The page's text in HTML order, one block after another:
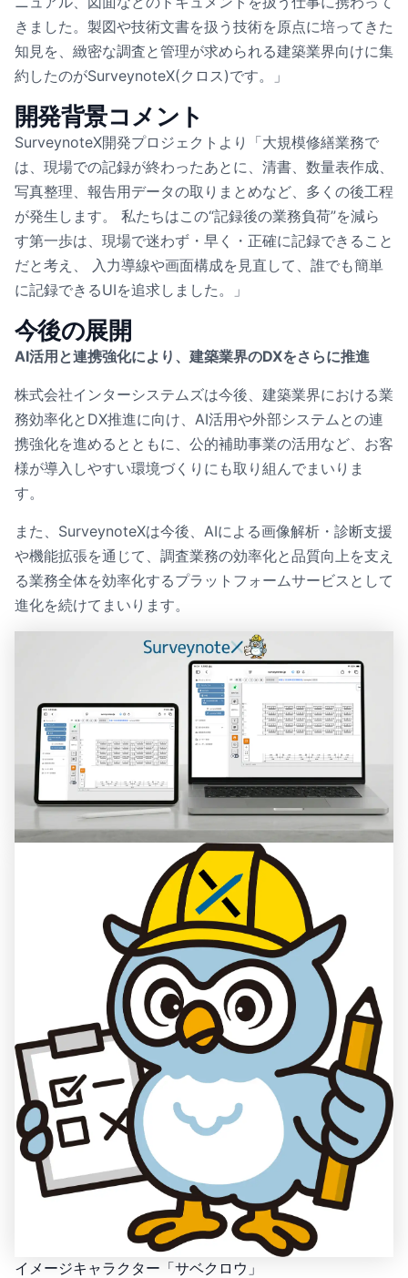
きました。製図や技術文書を扱う技術を原点に培ってきた
知見を、緻密な調査と管理が求められる建築業界向けに集
約したのがSurveynoteX(クロス)です。」
開発背景コメント
SurveynoteX開発プロジェクトより「大規模修繕業務で
は、現場での記録が終わったあとに、清書、数量表作成、
写真整理、報告用データの取りまとめなど、多くの後工程
が発生します。 私たちはこの“記録後の業務負荷”を減ら
す第一歩は、現場で迷わず・早く・正確に記録できること
だと考え、 入力導線や画面構成を見直して、誰でも簡単
に記録できるUIを追求しました。」
今後の展開
AI活用と連携強化により、建築業界のDXをさらに推進
株式会社インターシステムズは今後、建築業界における業
務効率化とDX推進に向け、AI活用や外部システムとの連
携強化を進めるとともに、公的補助事業の活用など、お客
様が導入しやすい環境づくりにも取り組んでまいりま
す。
また、SurveynoteXは今後、AIによる画像解析・診断支援
や機能拡張を通じて、調査業務の効率化と品質向上を支え
る業務全体を効率化するプラットフォームサービスとして
進化を続けてまいります。
イメージキャラクター「サベクロウ」